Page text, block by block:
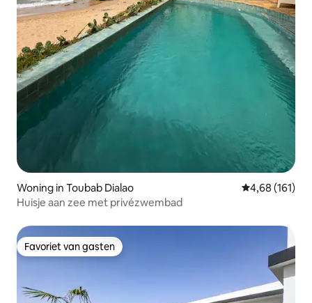
Woning in Toubab Dialao Gemiddelde
4,68 (161)
Huisje aan zee met privézwembad
Favoriet van gasten
Favoriet van gasten